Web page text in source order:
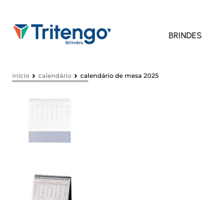
BRINDES
início calendário calendário de mesa 2025